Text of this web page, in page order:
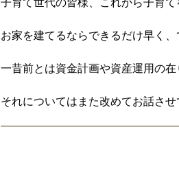
子育て世代の皆様、これから子育
お家を建てるならできるだけ早く
一昔前とは資金計画や資産運用の
それについてはまた改めてお話させ